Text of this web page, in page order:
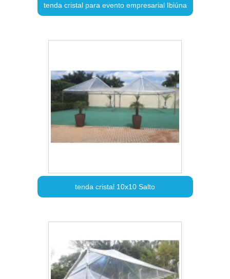
tenda cristal para evento empresarial Ibiúna
tenda cristal 10x10 Salto